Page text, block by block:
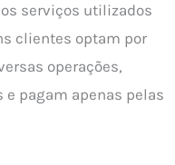
serviços utilizados
clientes optam por
operações,
pagam apenas pelas